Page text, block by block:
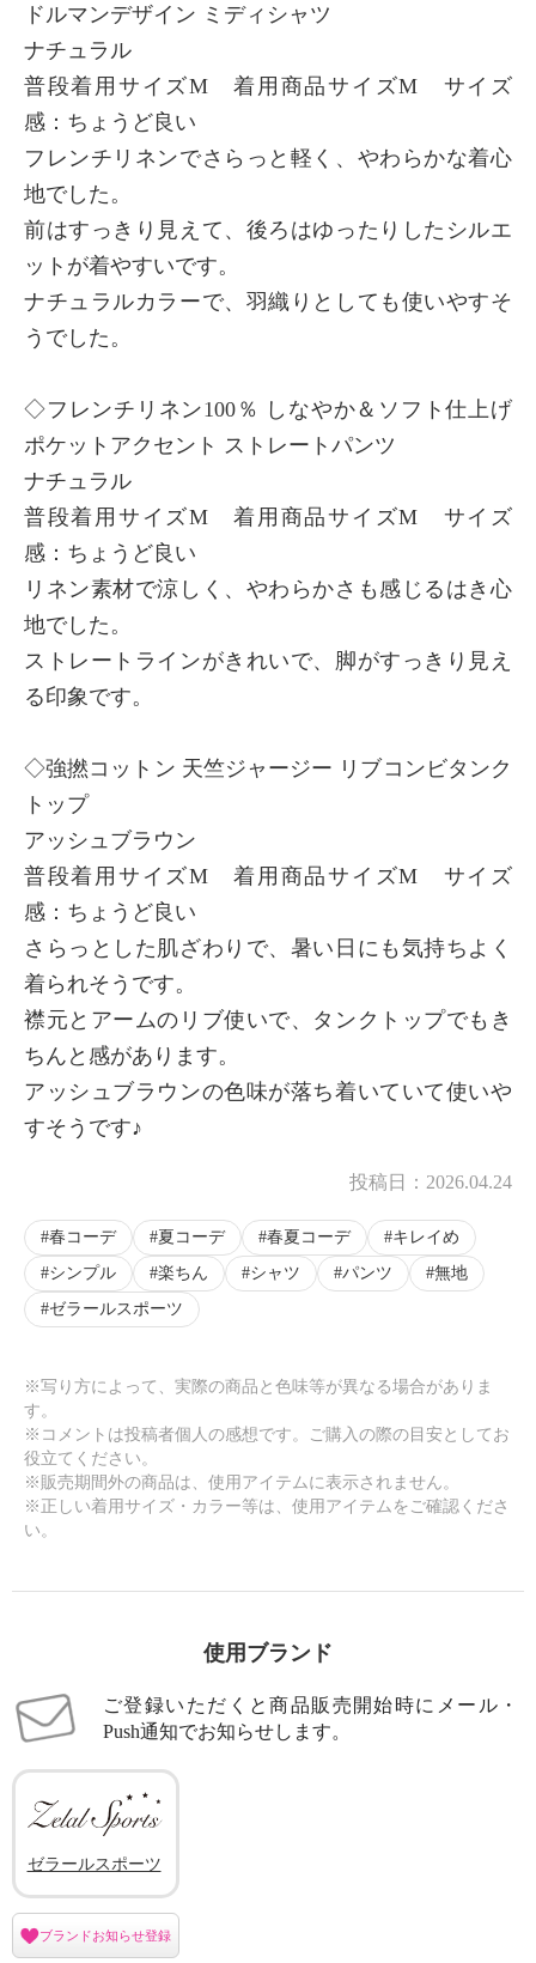
ドルマンデザイン ミディシャツ
ナチュラル
普段着用サイズM 着用商品サイズM サイズ
感：ちょうど良い
フレンチリネンでさらっと軽く、やわらかな着心
地でした。
前はすっきり見えて、後ろはゆったりしたシルエ
ットが着やすいです。
ナチュラルカラーで、羽織りとしても使いやすそ
うでした。
◇フレンチリネン100％ しなやか＆ソフト仕上げ
ポケットアクセント ストレートパンツ
ナチュラル
普段着用サイズM 着用商品サイズM サイズ
感：ちょうど良い
リネン素材で涼しく、やわらかさも感じるはき心
地でした。
ストレートラインがきれいで、脚がすっきり見え
る印象です。
◇強撚コットン 天竺ジャージー リブコンビタンク
トップ
アッシュブラウン
普段着用サイズM 着用商品サイズM サイズ
感：ちょうど良い
さらっとした肌ざわりで、暑い日にも気持ちよく
着られそうです。
襟元とアームのリブ使いで、タンクトップでもき
ちんと感があります。
アッシュブラウンの色味が落ち着いていて使いや
すそうです♪
投稿日： 2026.04.24
春コーデ 夏コーデ 春夏コーデ
キレイめ
シンプル
楽ちん シャツ パンツ
無地
ゼラールスポーツ
※写り方によって、実際の商品と色味等が異なる場合がありま
す。
※コメントは投稿者個人の感想です。ご購入の際の目安としてお
役立てください。
※販売期間外の商品は、使用アイテムに表示されません。
※正しい着用サイズ・カラー等は、使用アイテムをご確認くださ
い。
使用ブランド
ご登録いただくと商品販売開始時にメール・
Push通知でお知らせします。
ゼラールスポーツ
ブランドお知らせ登録